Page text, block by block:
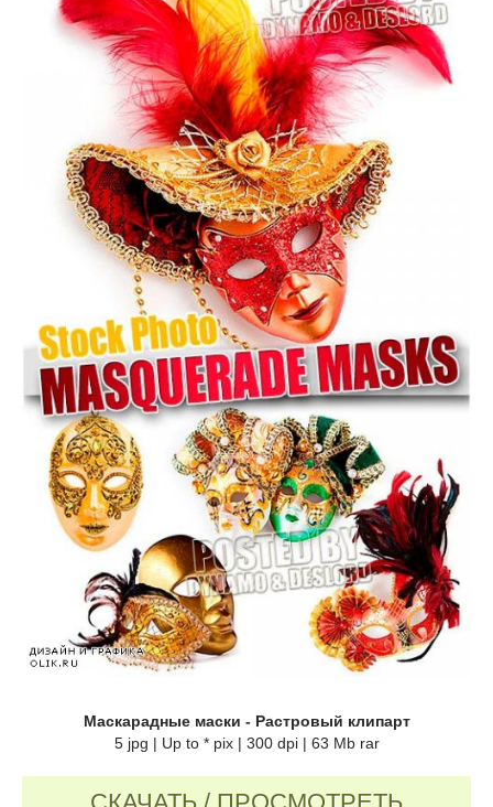
Маскарадные маски - Растровый клипарт
5 jpg | Up to * pix | 300 dpi | 63 Mb rar